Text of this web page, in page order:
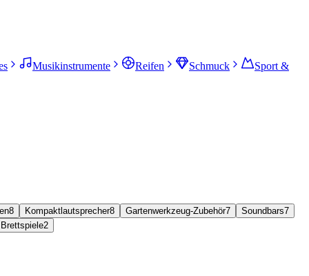
Musikinstrumente Reifen Schmuck
Sport &
8 Kompaktlautsprecher8 Gartenwerkzeug-Zubehör7 Soundbars7
Brettspiele2